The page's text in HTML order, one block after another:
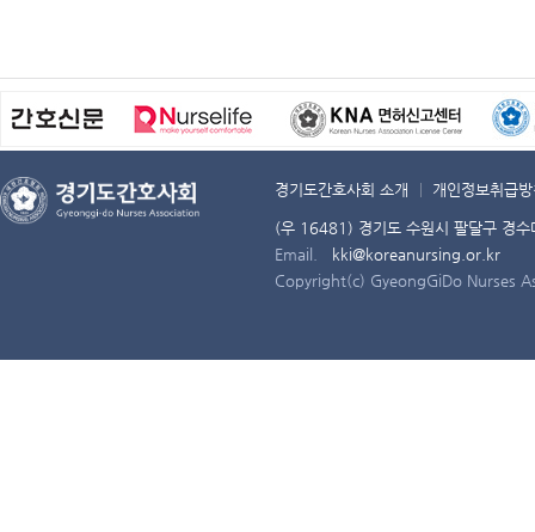
경기도간호사회 소개 개인정보취급
(우 16481) 경기도 수원시 팔달구 경
Email.
kki@koreanursing.or.kr
Copyright(c) GyeongGiDo Nurses